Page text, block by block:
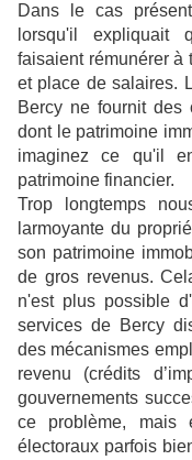
Dans le cas
lorsqu'il expliquait
faisaient rémunérer à
et place de salaires.
Bercy ne fournit des
dont le patrimoine
imaginez ce qu'il
patrimoine financier.
Trop longtemps
larmoyante du
son patrimoine
de gros revenus.
n'est plus possible
services de Bercy
des mécanismes
revenu (crédits
gouvernements
ce problème, mais
électoraux parfois